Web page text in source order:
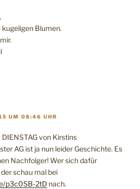
Blumen.
UM 08:46 UHR
DIENSTAG von Kirstins
AG ist ja nun leider Geschichte. Es
Nachfolger! Wer sich dafür
schau mal bei
p3c0SB-2tD nach.